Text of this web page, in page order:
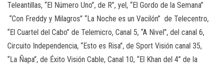
Teleantillas, “El Número Uno”, de R”, yel, “El Gordo de la Semana”
“Con Freddy y Milagros” “La Noche es un Vacilón” de Telecentro,
“El Cuartel del Cabo” de Telemicro, Canal 5, “A Nivel”, del canal 6,
Circuito Independencia, “Esto es Risa”, de Sport Visión canal 35,
“La Ñapa”, de Éxito Visión Cable, Canal 10, “El Khan del 4” de la